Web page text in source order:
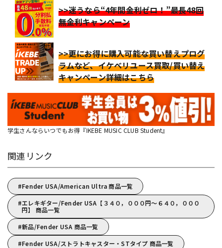
>>迷うなら“4年間金利ゼロ！”最長48回
無金利キャンペーン
>>更にお得に購入可能な買い替えプログ
ラムなど、イケベリユース買取/買い替え
キャンペーン詳細はこちら
学生さんならいつでもお得『IKEBE MUSIC CLUB Student』
関連リンク
Fender USA/American Ultra 商品一覧
エレキギター/Fender USA【３４０，０００円～６４０，０００
円】 商品一覧
新品/Fender USA 商品一覧
Fender USA/ストラトキャスター・STタイプ 商品一覧